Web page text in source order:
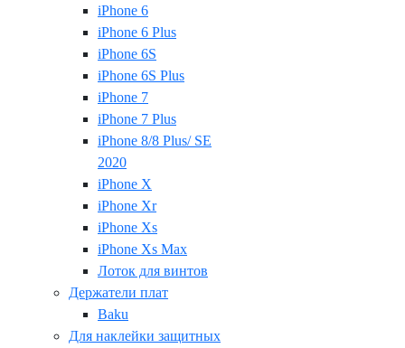
iPhone 6
iPhone 6 Plus
iPhone 6S
iPhone 6S Plus
iPhone 7
iPhone 7 Plus
iPhone 8/8 Plus/ SE
2020
iPhone X
iPhone Xr
iPhone Xs
iPhone Xs Max
Лоток для винтов
Держатели плат
Baku
Для наклейки защитных